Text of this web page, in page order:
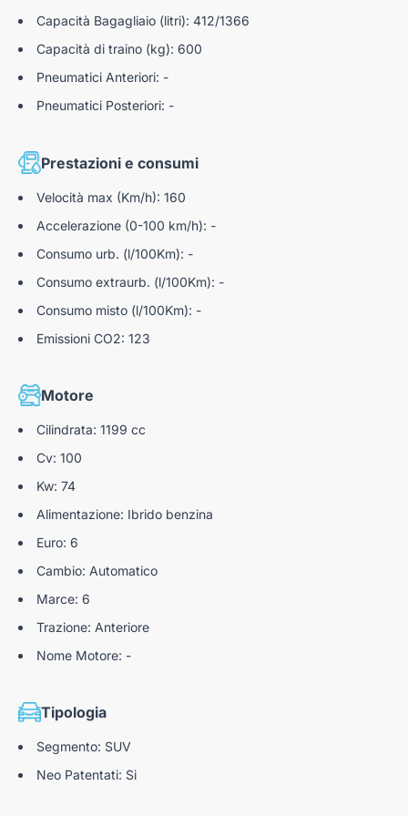
Disattivazione dell'airbag del passeggero anteriore
E-call (Chiamata d'emergenza)
Riconoscimento Segnali Stradali
Assistenza al mantenimento della corsia
Capacità Bagagliaio (litri): 412/1366
Capacità di traino (kg): 600
Pneumatici Anteriori: -
Pneumatici Posteriori: -
Prestazioni e consumi
Velocità max (Km/h): 160
Accelerazione (0-100 km/h): -
Consumo urb. (l/100Km): -
Consumo extraurb. (l/100Km): -
Consumo misto (l/100Km): -
Emissioni CO2: 123
Motore
Cilindrata: 1199 cc
Cv: 100
Kw: 74
Alimentazione: Ibrido benzina
Euro: 6
Cambio: Automatico
Marce: 6
Trazione: Anteriore
Nome Motore: -
Tipologia
Segmento: SUV
Neo Patentati: Si